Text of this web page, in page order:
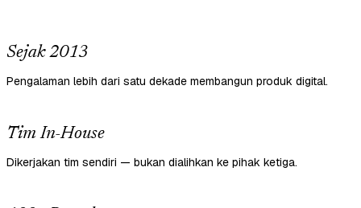
Sejak 2013
Pengalaman lebih dari satu dekade membangun produk digital.
Tim In-House
Dikerjakan tim sendiri — bukan dialihkan ke pihak ketiga.